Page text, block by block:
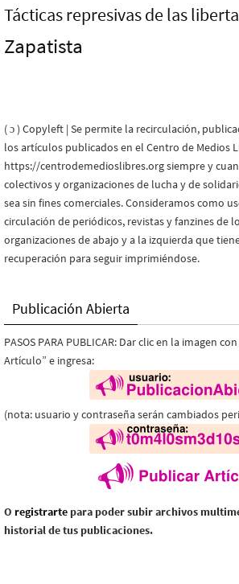
Tácticas represivas de las
Zapatista
( ɔ ) Copyleft | Se permite la recirculación,
los artículos publicados en el Centro de Medios
https://centrodemedioslibres.org siempre y
colectivos y organizaciones de lucha y de
sea sin fines comerciales. Consideramos como
circulación de periódicos, revistas y fanzines de
organizaciones de abajo y a la izquierda que
recuperación para seguir imprimiéndose.
Publicación Abierta
PASOS PARA PUBLICAR: Dar clic en la imagen
Artículo” e ingresa:
(nota: usuario y contraseña serán cambiados
O registrarte para poder subir archivos
historial de tus publicaciones.